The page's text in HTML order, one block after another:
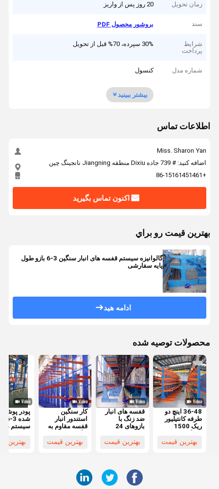
زمان تحویل 20 روز پس از واریز
سند بروشور محصول PDF
شرایط
پرداخت
30% سپرده، 70% قبل از تحویل
شماره مدل کنسول
بیشتر ببینید
اطلاعات تماس
Miss. Sharon Yan
اضافه کنید: # 739 جاده Dixiu منطقه Jiangning نانجینگ چین
+86-15161451461
اکنون تماس بگیرید
بهترين قيمت رو براي
گالوانیزه سیستم قفسه های انبار سنگین 3-6 بازو طول
پایه سفارشی
ادامه هید
محصولات توصیه شده
36-48 اینچ دو
طرفه کانتیلیور
ریک 1500
انبار سنگین
بهترین قیمت
قفسه های انبار
ضد زنگ با
بازوهای 24
بهترین قیمت
کار سنگین
استندور انبار
قفسه مقاوم به
ارتفاع
بهترین قیمت
پودر
سیستم
بهترین